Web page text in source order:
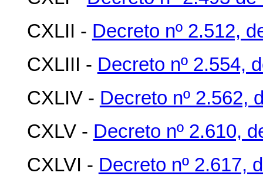
CXLII - Decreto nº 2.512,
CXLIII - Decreto nº 2.554,
CXLIV - Decreto nº 2.562,
CXLV - Decreto nº 2.610,
CXLVI - Decreto nº 2.617,